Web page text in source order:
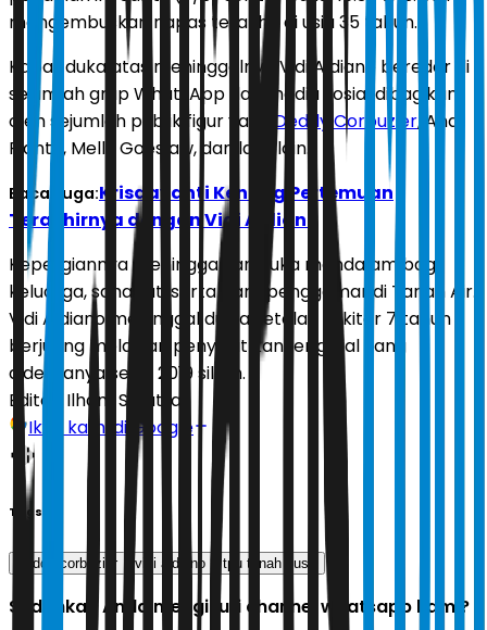
mengembuskan napas terakhir di usia 35 tahun.
Kabar duka atas meninggalnya Vidi Aldiano beredar di
sejumlah grup WhatsApp dan media sosial dibagikan
oleh sejumlah publik figur yaitu
Deddy Corbuzier, Andi
Rianto, Melly Goeslaw, dan lain-lain.
Baca Juga:Krisdayanti Kenang Pertemuan
Terakhirnya dengan Vidi Aldiano
Kepergiannya meninggalkan duka mendalam bagi
keluarga, sahabat, serta para penggemar di Tanah Air.
Vidi Aldiano meninggal dunia setelah sekitar 7 tahun
berjuang melawan penyakit kanker ginjal yang
dideritanya sejak 2019 silam.
Editor: Ilham Safutra
Ikuti kami di Google
Tags
deddy corbuzier vidi aldiano tpu tanah kusir
Sudahkah Anda mengikuti channel whatsapp kami?